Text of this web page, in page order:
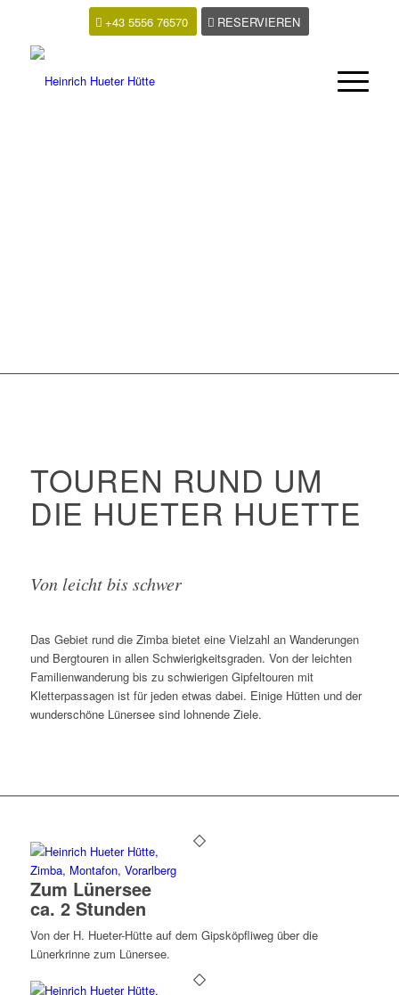
+43 5556 76570 RESERVIEREN
TOUREN RUND UM
DIE HUETER HUETTE
Von leicht bis schwer
Das Gebiet rund die Zimba bietet eine Vielzahl an Wanderungen
und Bergtouren in allen Schwierigkeitsgraden. Von der leichten
Familienwanderung bis zu schwierigen Gipfeltouren mit
Kletterpassagen ist für jeden etwas dabei. Einige Hütten und der
wunderschöne Lünersee sind lohnende Ziele.
Zum Lünersee
ca. 2 Stunden
Von der H. Hueter-Hütte auf dem Gipsköpfliweg über die
Lünerkrinne zum Lünersee.